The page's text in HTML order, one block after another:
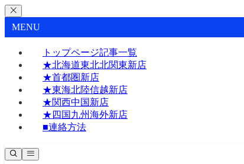
MENU
トップページ記事一覧
★北海道東北北関東新店
★首都圏新店
★東海北陸信越新店
★関西中国新店
★四国九州海外新店
■連絡方法